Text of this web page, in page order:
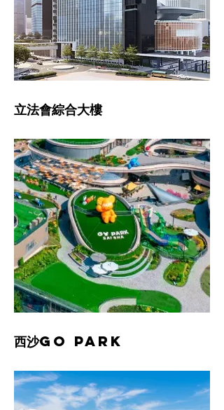
立法會綜合大樓
西沙GO PARK